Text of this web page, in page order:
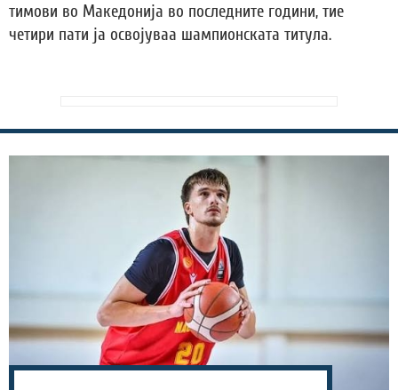
тимови во Македонија во последните години, тие
четири пати ја освојуваа шампионската титула.